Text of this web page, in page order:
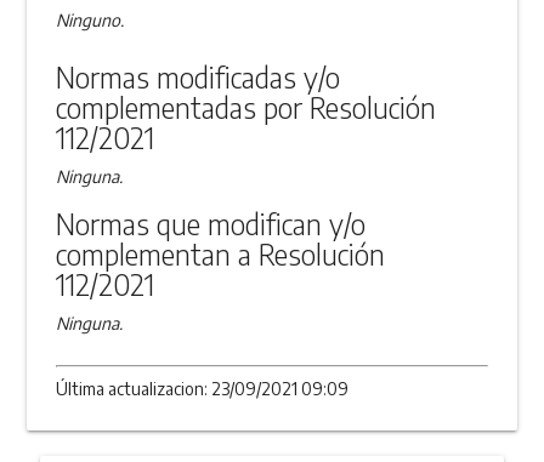
Ninguno.
Normas modificadas y/o
complementadas por Resolución
112/2021
Ninguna.
Normas que modifican y/o
complementan a Resolución
112/2021
Ninguna.
Última actualizacion: 23/09/2021 09:09